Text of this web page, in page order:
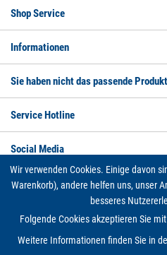
Shop Service
Informationen
Sie haben nicht das passende
Service Hotline
Social Media
Unsere Zahlungsarten
Wir versenden mit
Wir verwenden Cookies. Einige davon
Warenkorb), andere helfen uns, unser
besseres
Folgende Cookies akzeptieren Sie
Weitere Informationen finden Sie in